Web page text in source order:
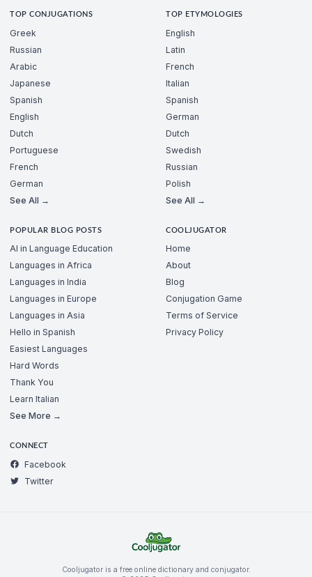
TOP CONJUGATIONS
Greek
Russian
Arabic
Japanese
Spanish
English
Dutch
Portuguese
French
German
See All →
TOP ETYMOLOGIES
English
Latin
French
Italian
Spanish
German
Dutch
Swedish
Russian
Polish
See All →
POPULAR BLOG POSTS
AI in Language Education
Languages in Africa
Languages in India
Languages in Europe
Languages in Asia
Hello in Spanish
Easiest Languages
Hard Words
Thank You
Learn Italian
See More →
COOLJUGATOR
Home
About
Blog
Conjugation Game
Terms of Service
Privacy Policy
CONNECT
Facebook
Twitter
Cooljugator is a free online dictionary and conjugator.